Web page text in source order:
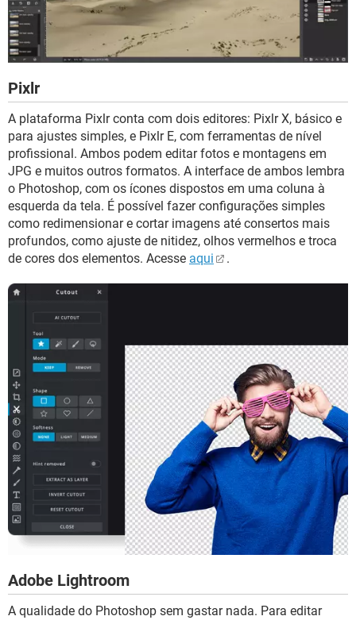
Pixlr
A plataforma Pixlr conta com dois editores: Pixlr X, básico e
para ajustes simples, e Pixlr E, com ferramentas de nível
profissional. Ambos podem editar fotos e montagens em
JPG e muitos outros formatos. A interface de ambos lembra
o Photoshop, com os ícones dispostos em uma coluna à
esquerda da tela. É possível fazer configurações simples
como redimensionar e cortar imagens até consertos mais
profundos, como ajuste de nitidez, olhos vermelhos e troca
de cores dos elementos. Acesse aqui .
Adobe Lightroom
A qualidade do Photoshop sem gastar nada. Para editar